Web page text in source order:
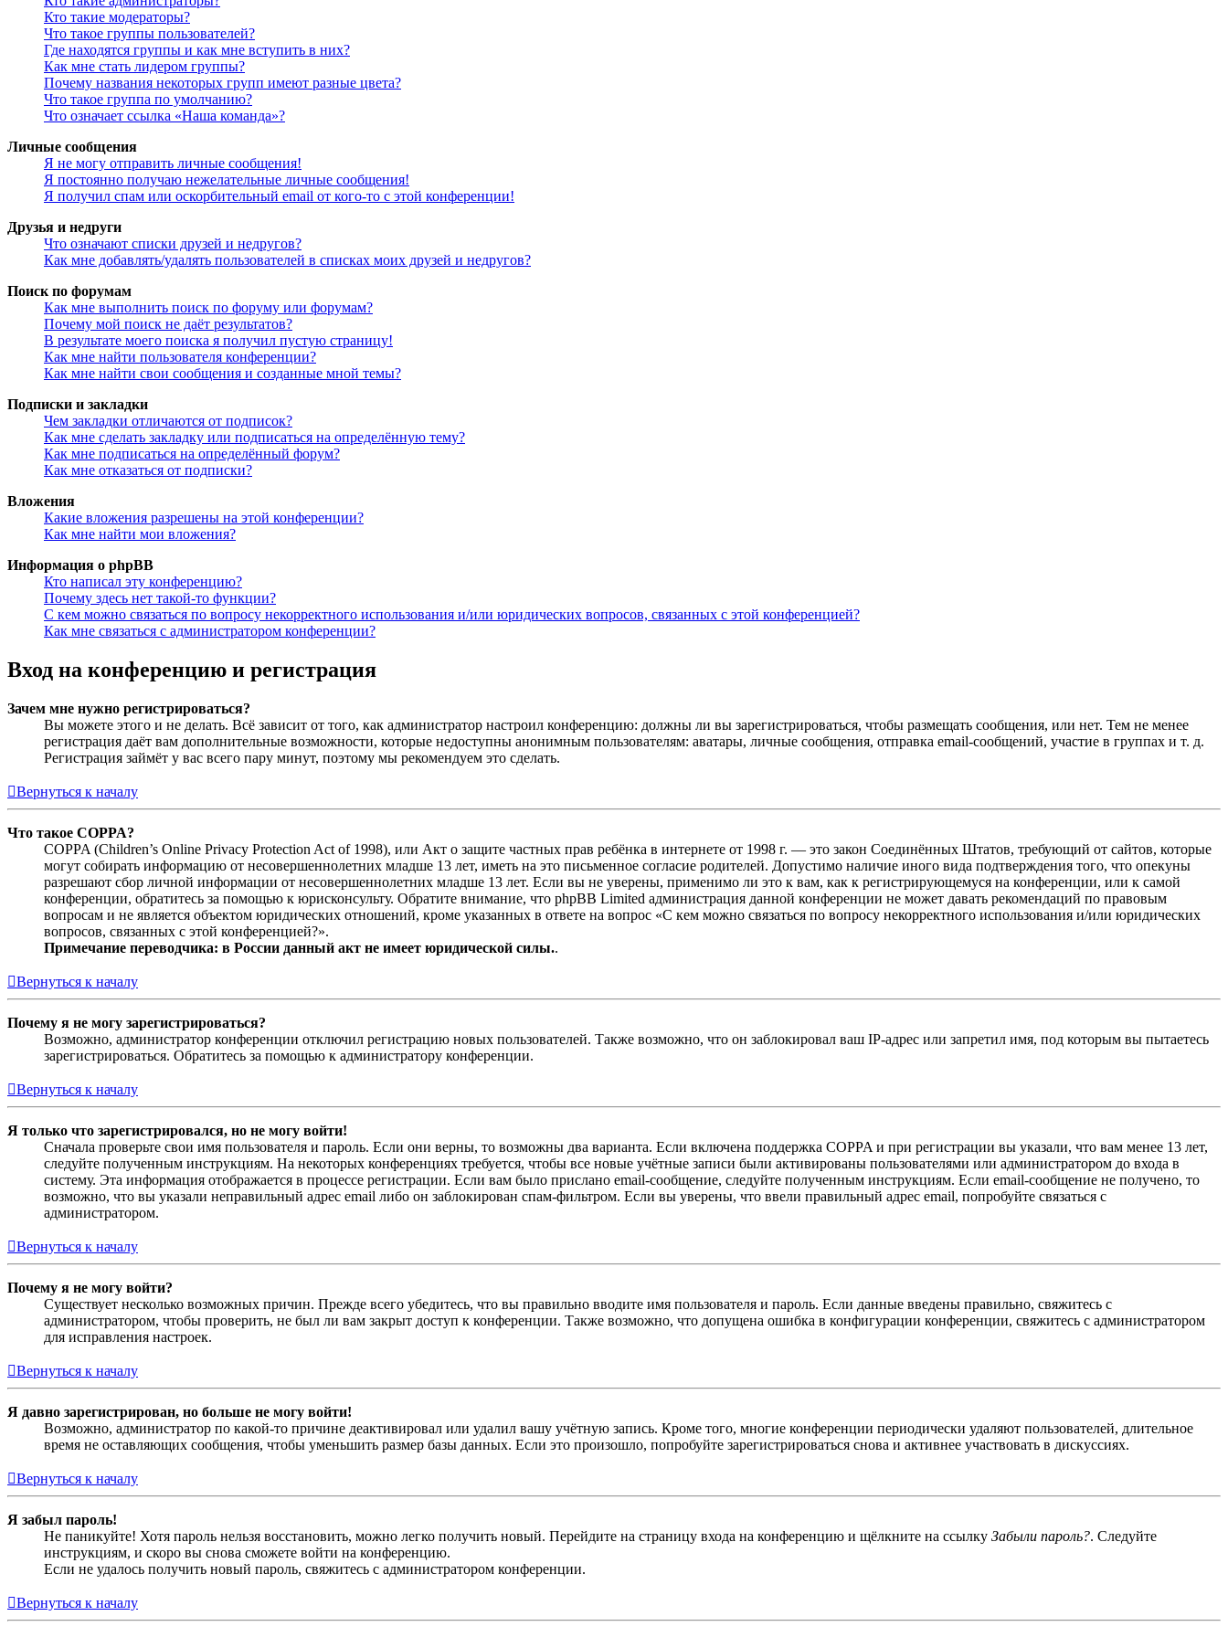
Кто такие модераторы?
Что такое группы пользователей?
Где находятся группы и как мне вступить в них?
Как мне стать лидером группы?
Почему названия некоторых групп имеют разные цвета?
Что такое группа по умолчанию?
Что означает ссылка «Наша команда»?
Личные сообщения
Я не могу отправить личные сообщения!
Я постоянно получаю нежелательные личные сообщения!
Я получил спам или оскорбительный email от кого-то с этой конференции!
Друзья и недруги
Что означают списки друзей и недругов?
Как мне добавлять/удалять пользователей в списках моих друзей и недругов?
Поиск по форумам
Как мне выполнить поиск по форуму или форумам?
Почему мой поиск не даёт результатов?
В результате моего поиска я получил пустую страницу!
Как мне найти пользователя конференции?
Как мне найти свои сообщения и созданные мной темы?
Подписки и закладки
Чем закладки отличаются от подписок?
Как мне сделать закладку или подписаться на определённую тему?
Как мне подписаться на определённый форум?
Как мне отказаться от подписки?
Вложения
Какие вложения разрешены на этой конференции?
Как мне найти мои вложения?
Информация о phpBB
Кто написал эту конференцию?
Почему здесь нет такой-то функции?
С кем можно связаться по вопросу некорректного использования и/или юридических вопросов, связанных с этой конференцией?
Как мне связаться с администратором конференции?
Вход на конференцию и регистрация
Зачем мне нужно регистрироваться?
Вы можете этого и не делать. Всё зависит от того, как администратор настроил конференцию: должны ли вы зарегистрироваться, чтобы размещать сообщения, или нет. Тем не менее
регистрация даёт вам дополнительные возможности, которые недоступны анонимным пользователям: аватары, личные сообщения, отправка email-сообщений, участие в группах и т. д.
Регистрация займёт у вас всего пару минут, поэтому мы рекомендуем это сделать.
Вернуться к началу
Что такое COPPA?
COPPA (Children’s Online Privacy Protection Act of 1998), или Акт о защите частных прав ребёнка в интернете от 1998 г. — это закон Соединённых Штатов, требующий от сайтов, которые
могут собирать информацию от несовершеннолетних младше 13 лет, иметь на это письменное согласие родителей. Допустимо наличие иного вида подтверждения того, что опекуны
разрешают сбор личной информации от несовершеннолетних младше 13 лет. Если вы не уверены, применимо ли это к вам, как к регистрирующемуся на конференции, или к самой
конференции, обратитесь за помощью к юрисконсульту. Обратите внимание, что phpBB Limited администрация данной конференции не может давать рекомендаций по правовым
вопросам и не является объектом юридических отношений, кроме указанных в ответе на вопрос «С кем можно связаться по вопросу некорректного использования и/или юридических
вопросов, связанных с этой конференцией?».
Примечание переводчика: в России данный акт не имеет юридической силы..
Вернуться к началу
Почему я не могу зарегистрироваться?
Возможно, администратор конференции отключил регистрацию новых пользователей. Также возможно, что он заблокировал ваш IP-адрес или запретил имя, под которым вы пытаетесь
зарегистрироваться. Обратитесь за помощью к администратору конференции.
Вернуться к началу
Я только что зарегистрировался, но не могу войти!
Сначала проверьте свои имя пользователя и пароль. Если они верны, то возможны два варианта. Если включена поддержка COPPA и при регистрации вы указали, что вам менее 13 лет,
следуйте полученным инструкциям. На некоторых конференциях требуется, чтобы все новые учётные записи были активированы пользователями или администратором до входа в
систему. Эта информация отображается в процессе регистрации. Если вам было прислано email-сообщение, следуйте полученным инструкциям. Если email-сообщение не получено, то
возможно, что вы указали неправильный адрес email либо он заблокирован спам-фильтром. Если вы уверены, что ввели правильный адрес email, попробуйте связаться с
администратором.
Вернуться к началу
Почему я не могу войти?
Существует несколько возможных причин. Прежде всего убедитесь, что вы правильно вводите имя пользователя и пароль. Если данные введены правильно, свяжитесь с
администратором, чтобы проверить, не был ли вам закрыт доступ к конференции. Также возможно, что допущена ошибка в конфигурации конференции, свяжитесь с администратором
для исправления настроек.
Вернуться к началу
Я давно зарегистрирован, но больше не могу войти!
Возможно, администратор по какой-то причине деактивировал или удалил вашу учётную запись. Кроме того, многие конференции периодически удаляют пользователей, длительное
время не оставляющих сообщения, чтобы уменьшить размер базы данных. Если это произошло, попробуйте зарегистрироваться снова и активнее участвовать в дискуссиях.
Вернуться к началу
Я забыл пароль!
Не паникуйте! Хотя пароль нельзя восстановить, можно легко получить новый. Перейдите на страницу входа на конференцию и щёлкните на ссылку Забыли пароль?. Следуйте
инструкциям, и скоро вы снова сможете войти на конференцию.
Если не удалось получить новый пароль, свяжитесь с администратором конференции.
Вернуться к началу